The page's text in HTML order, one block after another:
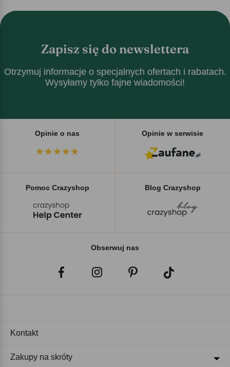
Zapisz się do newslettera
Otrzymuj informacje o specjalnych ofertach i rabatach.
Wysyłamy tylko fajne wiadomości!
Opinie o nas Opinie w serwisie
Pomoc Crazyshop Blog Crazyshop
Obserwuj nas
Kontakt
Zakupy na skróty